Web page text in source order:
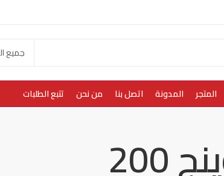
المتجر المدونة اتصل بنا من نحن تتبع الطلبات